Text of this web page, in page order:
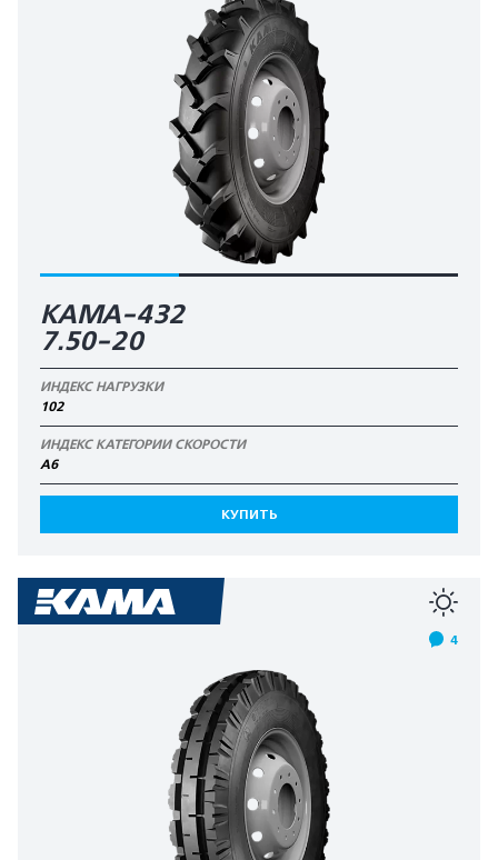
KAMA-432
7.50-20
ИНДЕКС НАГРУЗКИ
102
ИНДЕКС КАТЕГОРИИ СКОРОСТИ
А6
КУПИТЬ
4